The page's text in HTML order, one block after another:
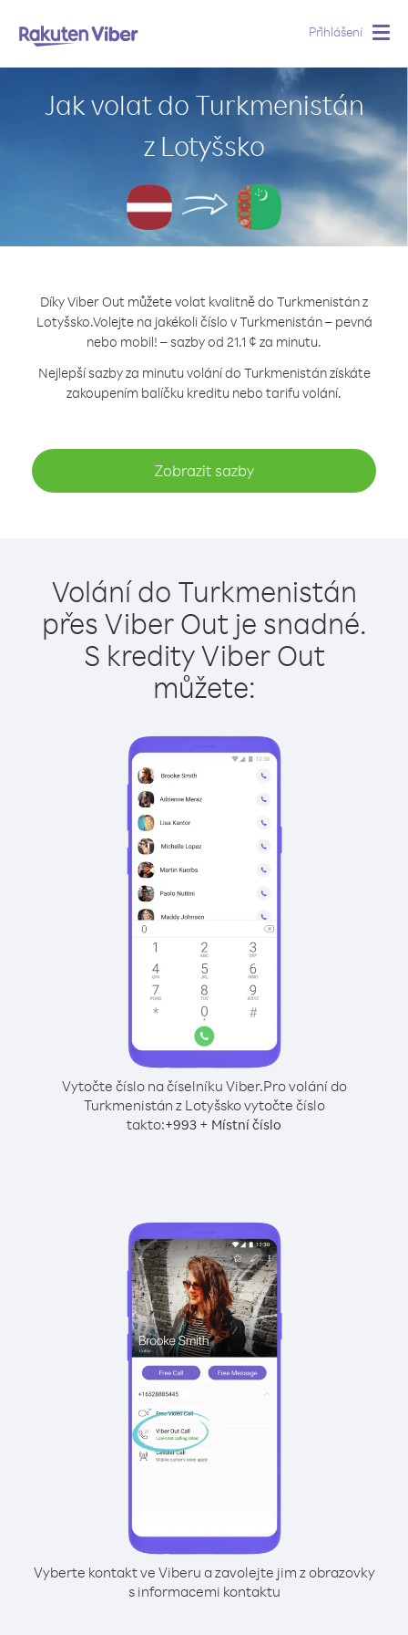
Přihlášení
Jak volat do Turkmenistán
z Lotyšsko
Díky Viber Out můžete volat kvalitně do Turkmenistán z
Lotyšsko.Volejte na jakékoli číslo v Turkmenistán – pevná
nebo mobil! – sazby od 21.1 ¢ za minutu.
Nejlepší sazby za minutu volání do Turkmenistán získáte
zakoupením balíčku kreditu nebo tarifu volání.
Zobrazit sazby
Volání do Turkmenistán
přes Viber Out je snadné.
S kredity Viber Out
můžete:
Vytočte číslo na číselníku Viber.Pro volání do
Turkmenistán z Lotyšsko vytočte číslo
takto:+993 + Místní číslo
Vyberte kontakt ve Viberu a zavolejte jim z obrazovky
s informacemi kontaktu